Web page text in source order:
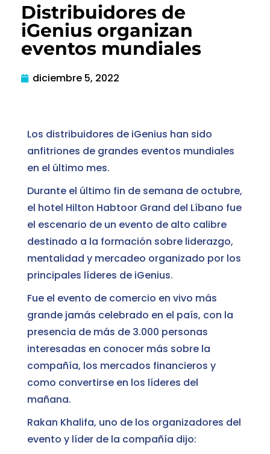
Distribuidores de
iGenius organizan
eventos mundiales
diciembre 5, 2022
Los distribuidores de iGenius han sido
anfitriones de grandes eventos mundiales
en el último mes.
Durante el último fin de semana de octubre,
el hotel Hilton Habtoor Grand del Líbano fue
el escenario de un evento de alto calibre
destinado a la formación sobre liderazgo,
mentalidad y mercadeo organizado por los
principales líderes de iGenius.
Fue el evento de comercio en vivo más
grande jamás celebrado en el país, con la
presencia de más de 3.000 personas
interesadas en conocer más sobre la
compañía, los mercados financieros y
como convertirse en los líderes del
mañana.
Rakan Khalifa, uno de los organizadores del
evento y líder de la compañía dijo: